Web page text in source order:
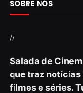
SOBRE NÓS
//
Salada de
que traz notícias
filmes e séries.